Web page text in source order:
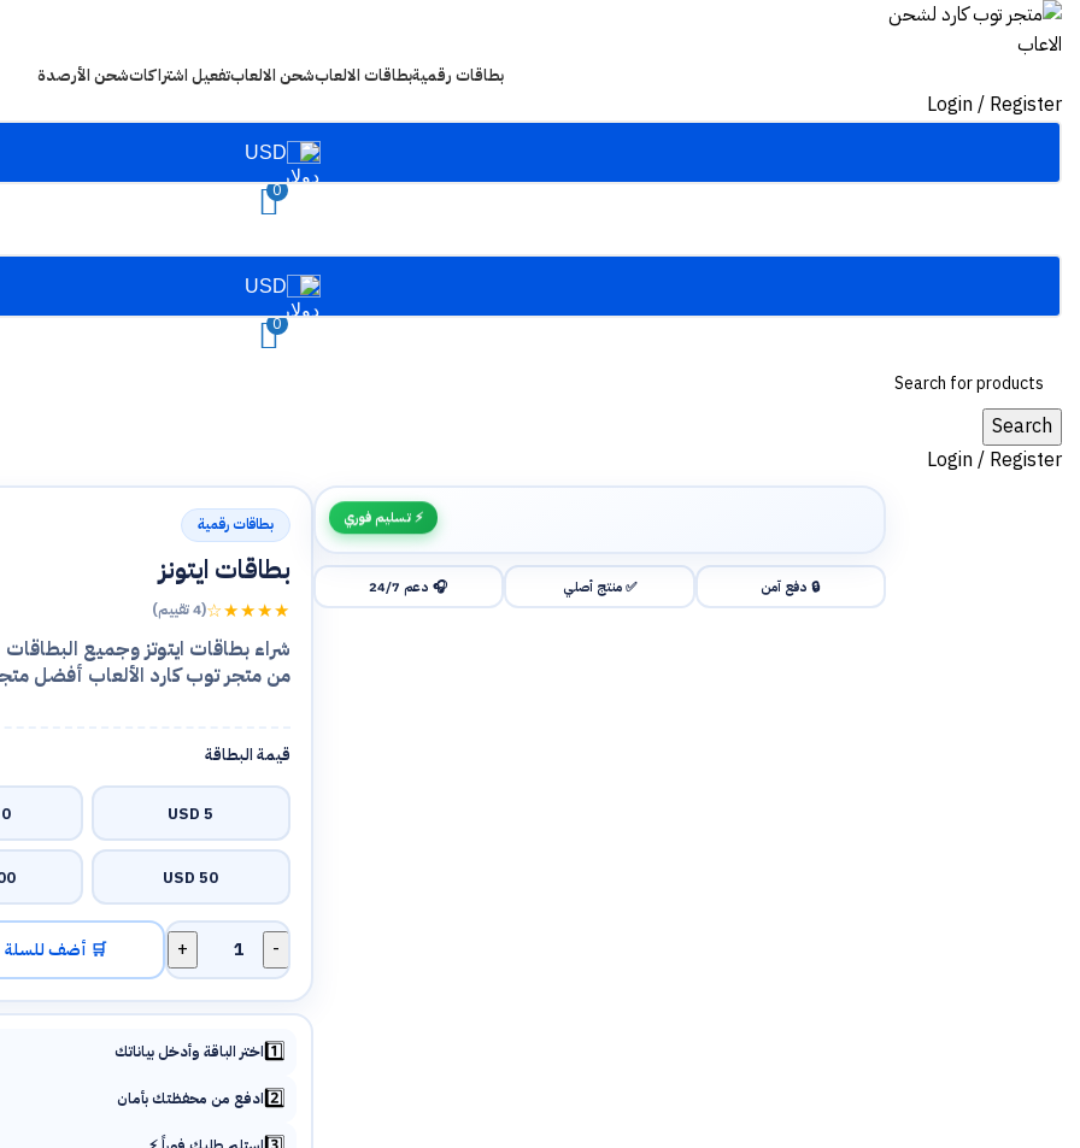
بطاقات رقميةبطاقات الالعابشحن الالعابتفعيل اشتراكاتشحن الأرصدة
Login / Register
USD
0
USD
0
Search
Login / Register
⚡ تسليم فوري
🔒 دفع آمن ✅ منتج أصلي 🎧 دعم 24/7
بطاقات رقمية
بطاقات ايتونز
★★★★☆(4 تقييم)
شراء بطاقات ايتوتز وجميع
من متجر توب كارد الألعاب أفضل
قيمة البطاقة
5 USD
50 USD
كمية
بطاقات
ايتونز
🛒 أضف للسلة
1️⃣اختر الباقة وأدخل بياناتك
2️⃣ادفع من محفظتك بأمان